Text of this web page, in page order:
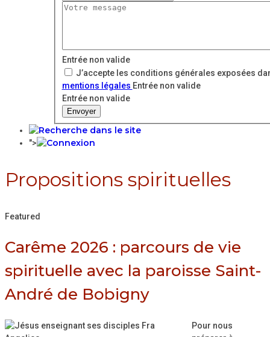
Entrée non valide
J’accepte les conditions générales exposées
mentions légales Entrée non valide
Entrée non valide
Envoyer
">
Propositions spirituelles
Featured
Carême 2026 : parcours de vie
spirituelle avec la paroisse Saint-
André de Bobigny
Pour nous